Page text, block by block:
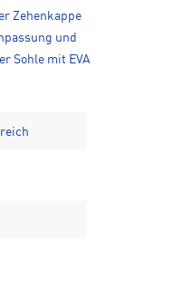
Zehenkappe
und
Sohle mit EVA